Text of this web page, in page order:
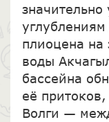
плиоцена на
воды
бассейна
её
Волги —